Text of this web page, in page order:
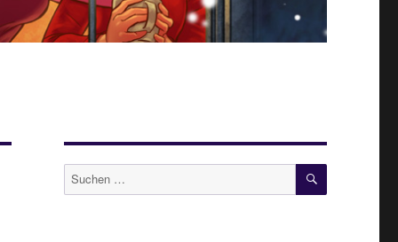
Suche
nach:
SUCHEN